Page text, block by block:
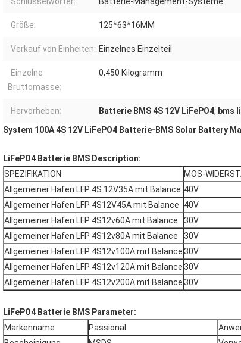
Größe: 125*63*16MM
Verkauf von Einheiten: Einzelnes Einzelteil
Einzelne
Bruttomasse:
0,450 Kilogramm
Hervorheben: Batterie BMS 4S 12V LiFePO4, bms
System 100A 4S 12V LiFePO4 Batterie-BMS Solar Battery
LiFePO4 Batterie BMS Description:
SPEZIFIKATION
MOS-
Allgemeiner Hafen LFP 4S 12V35A mit Balance 40V
Allgemeiner Hafen LFP 4S12V45A mit Balance
40V
Allgemeiner Hafen LFP 4S12v60A mit Balance
30V
Allgemeiner Hafen LFP 4S12v80A mit Balance
30V
Allgemeiner Hafen LFP 4S12v100A mit Balance30V
Allgemeiner Hafen LFP 4S12v120A mit Balance30V
Allgemeiner Hafen LFP 4S12v200A mit Balance30V
LiFePO4 Batterie BMS Parameter:
Markenname
Passional